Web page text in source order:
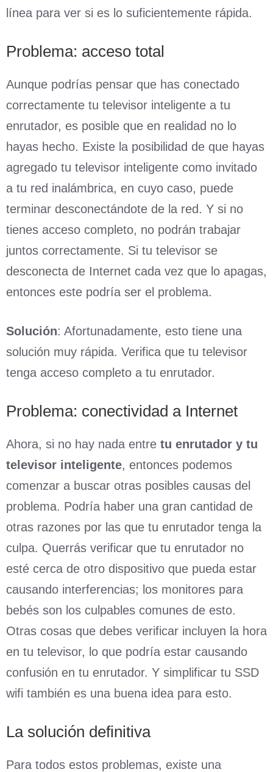
línea para ver si es lo suficientemente rápida.
Problema: acceso total
Aunque podrías pensar que has conectado
correctamente tu televisor inteligente a tu
enrutador, es posible que en realidad no lo
hayas hecho. Existe la posibilidad de que hayas
agregado tu televisor inteligente como invitado
a tu red inalámbrica, en cuyo caso, puede
terminar desconectándote de la red. Y si no
tienes acceso completo, no podrán trabajar
juntos correctamente. Si tu televisor se
desconecta de Internet cada vez que lo apagas,
entonces este podría ser el problema.
Solución: Afortunadamente, esto tiene una
solución muy rápida. Verifica que tu televisor
tenga acceso completo a tu enrutador.
Problema: conectividad a Internet
Ahora, si no hay nada entre tu enrutador y tu
televisor inteligente, entonces podemos
comenzar a buscar otras posibles causas del
problema. Podría haber una gran cantidad de
otras razones por las que tu enrutador tenga la
culpa. Querrás verificar que tu enrutador no
esté cerca de otro dispositivo que pueda estar
causando interferencias; los monitores para
bebés son los culpables comunes de esto.
Otras cosas que debes verificar incluyen la hora
en tu televisor, lo que podría estar causando
confusión en tu enrutador. Y simplificar tu SSD
wifi también es una buena idea para esto.
La solución definitiva
Para todos estos problemas, existe una